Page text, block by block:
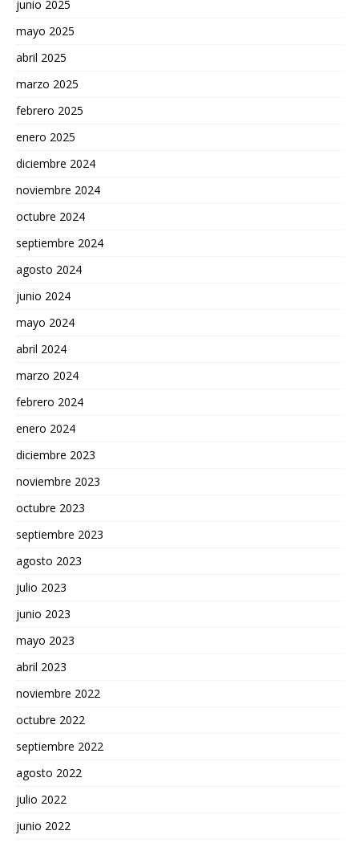
junio 2025
mayo 2025
abril 2025
marzo 2025
febrero 2025
enero 2025
diciembre 2024
noviembre 2024
octubre 2024
septiembre 2024
agosto 2024
junio 2024
mayo 2024
abril 2024
marzo 2024
febrero 2024
enero 2024
diciembre 2023
noviembre 2023
octubre 2023
septiembre 2023
agosto 2023
julio 2023
junio 2023
mayo 2023
abril 2023
noviembre 2022
octubre 2022
septiembre 2022
agosto 2022
julio 2022
junio 2022